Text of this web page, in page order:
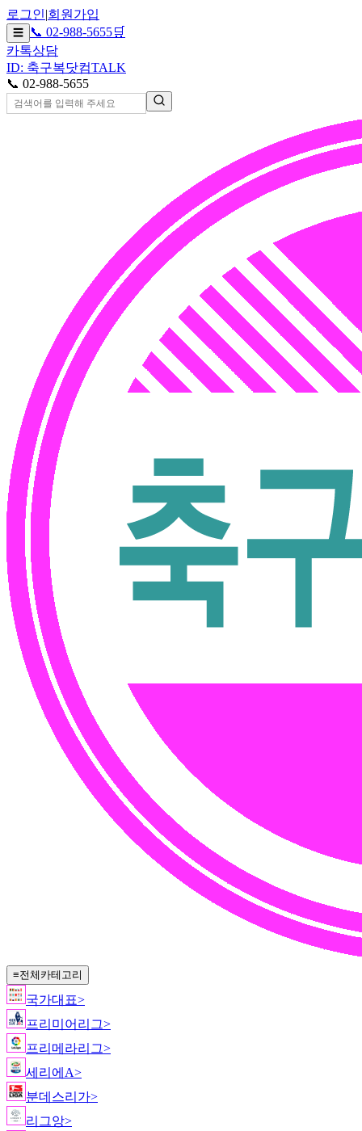
로그인|회원가입
☰ 📞 02-988-5655🛒
카톡상담
ID: 축구복닷컴TALK
📞 02-988-5655
≡전체카테고리
국가대표>
프리미어리그>
프리메라리그>
세리에A>
분데스리가>
리그앙>